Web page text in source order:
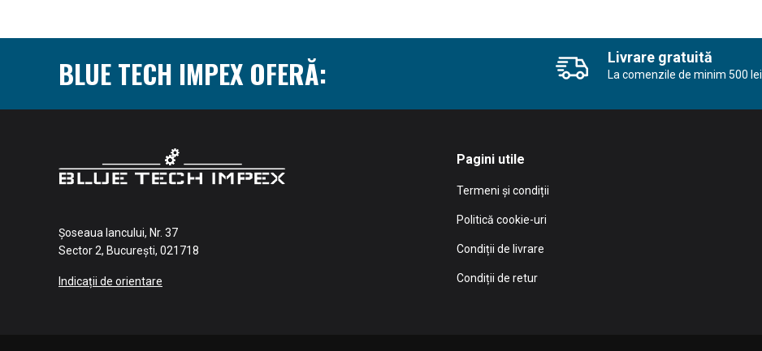
BLUE TECH IMPEX OFERĂ: Livrare gratuită
La comenzile de minim 500 lei
Șoseaua Iancului, Nr. 37
Sector 2, București, 021718
Indicații de orientare
Pagini utile
Termeni și condiții
Politică cookie-uri
Condiții de livrare
Condiții de retur